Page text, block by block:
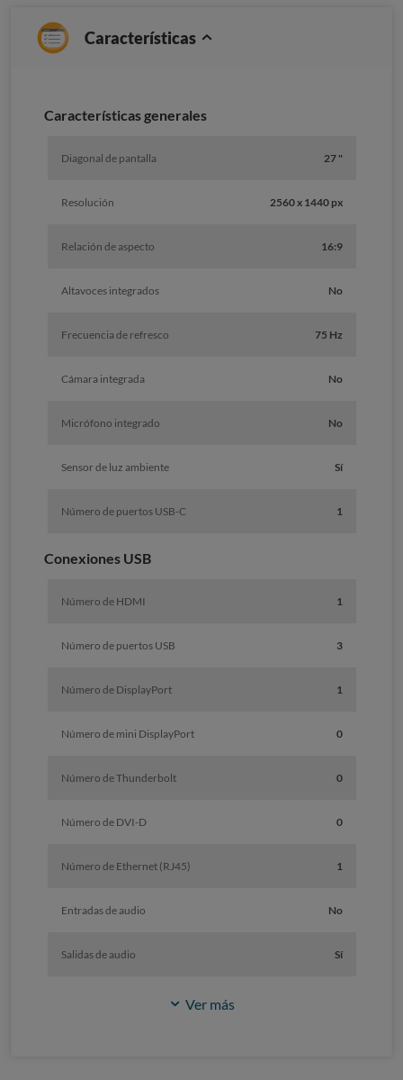
Características
Caracterí­sticas generales
Diagonal de pantalla 27 "
Resolución 2560 x 1440 px
Relación de aspecto 16:9
Altavoces integrados No
Frecuencia de refresco 75 Hz
Cámara integrada No
Micrófono integrado No
Sensor de luz ambiente Sí
Número de puertos USB-C 1
Conexiones USB
Número de HDMI 1
Número de puertos USB 3
Número de DisplayPort 1
Número de mini DisplayPort 0
Número de Thunderbolt 0
Número de DVI-D 0
Número de Ethernet (RJ45) 1
Entradas de audio No
Salidas de audio Sí
Ver más